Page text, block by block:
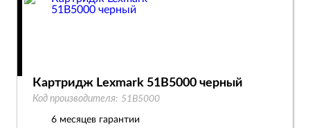
Картридж Lexmark 51B5000 черный
Код производителя: 51B5000
6 месяцев гарантии